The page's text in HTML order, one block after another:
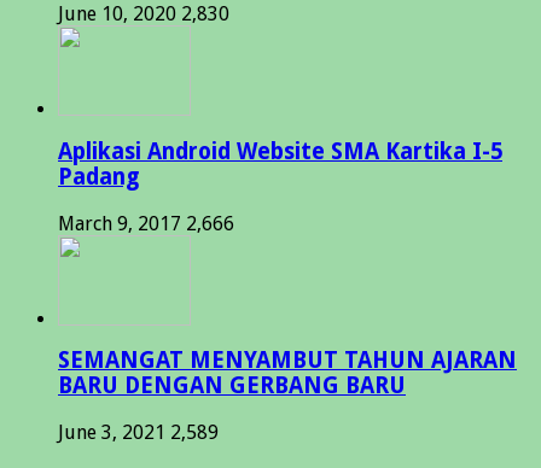
June 10, 2020 2,830
Aplikasi Android Website SMA Kartika I-5
Padang
March 9, 2017 2,666
SEMANGAT MENYAMBUT TAHUN AJARAN
BARU DENGAN GERBANG BARU
June 3, 2021 2,589